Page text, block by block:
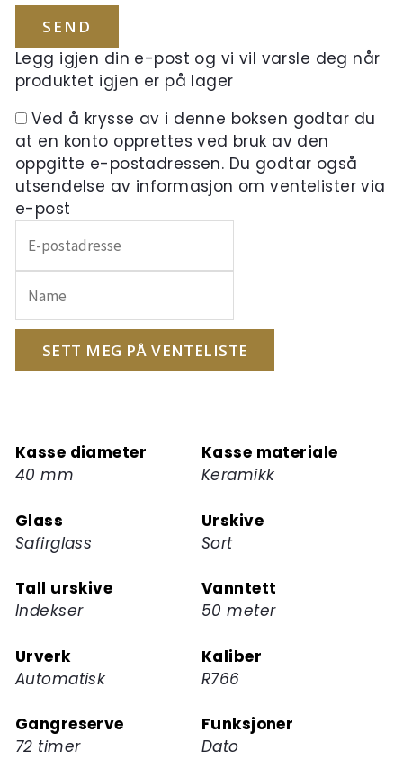
Legg igjen din e-post og vi vil varsle deg når
produktet igjen er på lager
Ved å krysse av i denne boksen godtar du
at en konto opprettes ved bruk av den
oppgitte e-postadressen. Du godtar også
utsendelse av informasjon om ventelister via
e-post
inn
e-
postadressen
din
ventelisten
for
produktet
SETT MEG PÅ VENTELISTE
Kasse diameter
40 mm
Kasse materiale
Keramikk
Glass
Safirglass
Urskive
Sort
Tall urskive
Indekser
Vanntett
50 meter
Urverk
Automatisk
Kaliber
R766
Gangreserve
72 timer
Funksjoner
Dato